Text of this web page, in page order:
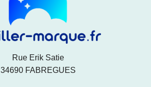
Rue Erik Satie
34690 FABREGUES